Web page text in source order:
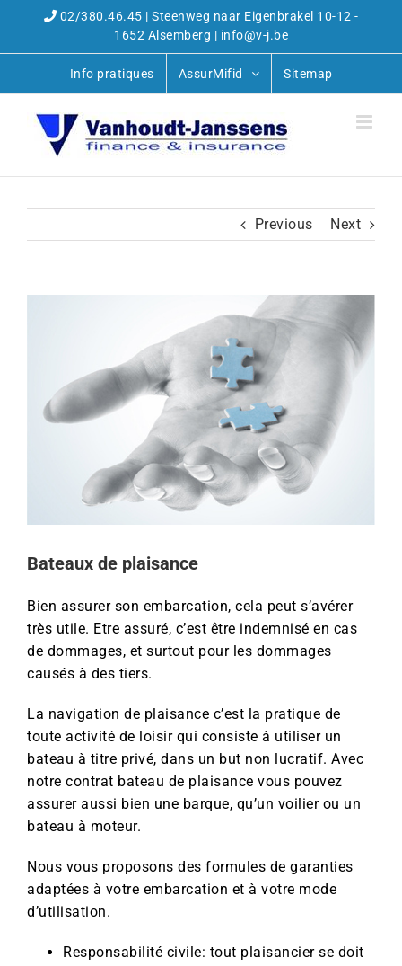
content
02/380.46.45 | Steenweg naar Eigenbrakel 10-12 -
1652 Alsemberg | info@v-j.be
Info pratiques AssurMifid Sitemap
Previous Next
Bateaux de plaisance
Bien assurer son embarcation, cela peut s’avérer
très utile. Etre assuré, c’est être indemnisé en cas
de dommages, et surtout pour les dommages
causés à des tiers.
La navigation de plaisance c’est la pratique de
toute activité de loisir qui consiste à utiliser un
bateau à titre privé, dans un but non lucratif. Avec
notre contrat bateau de plaisance vous pouvez
assurer aussi bien une barque, qu’un voilier ou un
bateau à moteur.
Nous vous proposons des formules de garanties
adaptées à votre embarcation et à votre mode
d’utilisation.
Responsabilité civile: tout plaisancier se doit